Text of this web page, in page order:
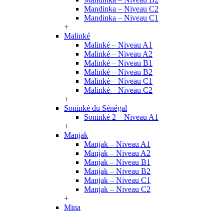
Mandinka – Niveau C2
Mandinka – Niveau C1
+
Malinké
Malinké – Niveau A1
Malinké – Niveau A2
Malinké – Niveau B1
Malinké – Niveau B2
Malinké – Niveau C1
Malinké – Niveau C2
+
Soninké du Sénégal
Soninké 2 – Niveau A1
+
Manjak
Manjak – Niveau A1
Manjak – Niveau A2
Manjak – Niveau B1
Manjak – Niveau B2
Manjak – Niveau C1
Manjak – Niveau C2
+
Mina